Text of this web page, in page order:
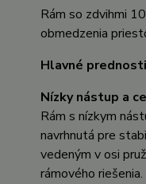
Rám so zdvihmi
obmedzenia
Hlavné
Nízky nástup a
Rám s nízkym
navrhnutá pre
vedeným v osi
rámového riešenia.